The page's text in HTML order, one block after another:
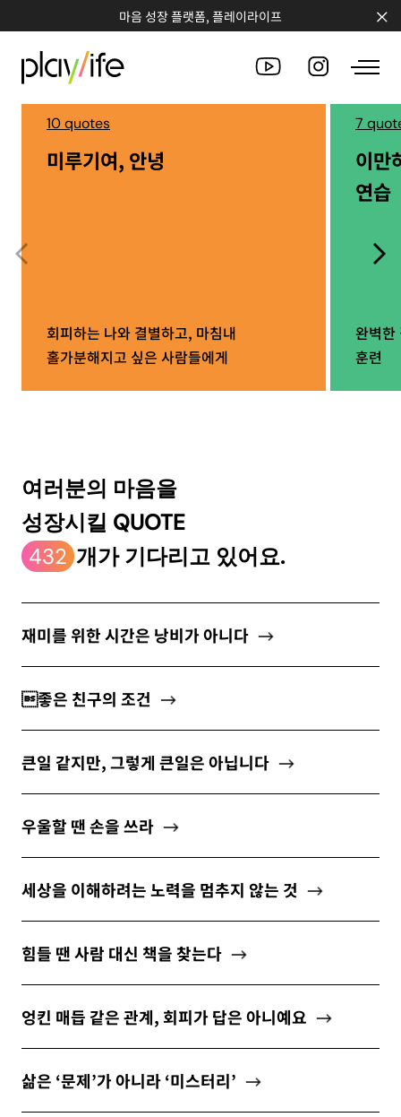
마음 성장 플랫폼, 플레이라이프
PEOPLE
QUOTE
COUNSELING
newsletter
소중한 자신의 가치를 찾도록 도와주는
개인정보 수집 및 이용약관에 동의합니다.
구독하기
10 quotes
미루기여, 안녕
회피하는 나와 결별하고, 마침내
홀가분해지고 싶은 사람들에게
7
이만
연습
완벽한
훈련
여러분의 마음을
성장시킬 QUOTE
432 개가 기다리고 있어요.
재미를 위한 시간은 낭비가 아니다
좋은 친구의 조건
큰일 같지만, 그렇게 큰일은 아닙니다
우울할 땐 손을 쓰라
세상을 이해하려는 노력을 멈추지 않는 것
힘들 땐 사람 대신 책을 찾는다
엉킨 매듭 같은 관계, 회피가 답은 아니예요
삶은 ‘문제’가 아니라 ‘미스터리’